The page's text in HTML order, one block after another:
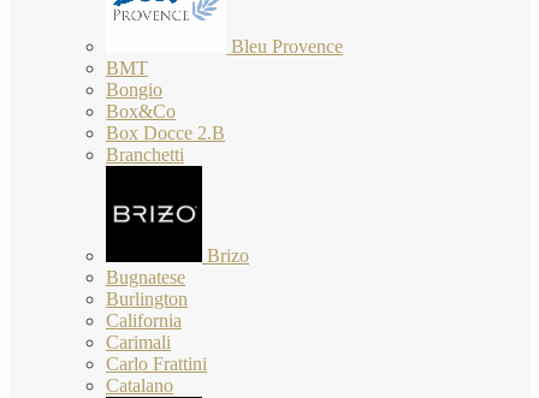
Bleu Provence
BMT
Bongio
Box&Co
Box Docce 2.B
Branchetti
Brizo
Bugnatese
Burlington
California
Carimali
Carlo Frattini
Catalano